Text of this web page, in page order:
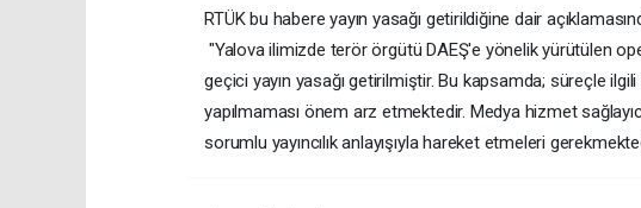
RTÜK bu habere yayın yasağı getirildiğine dair
"Yalova ilimizde terör örgütü DAEŞ'e yönelik yürütülen
geçici yayın yasağı getirilmiştir. Bu kapsamda; süreçle
yapılmaması önem arz etmektedir. Medya hizmet
sorumlu yayıncılık anlayışıyla hareket etmeleri